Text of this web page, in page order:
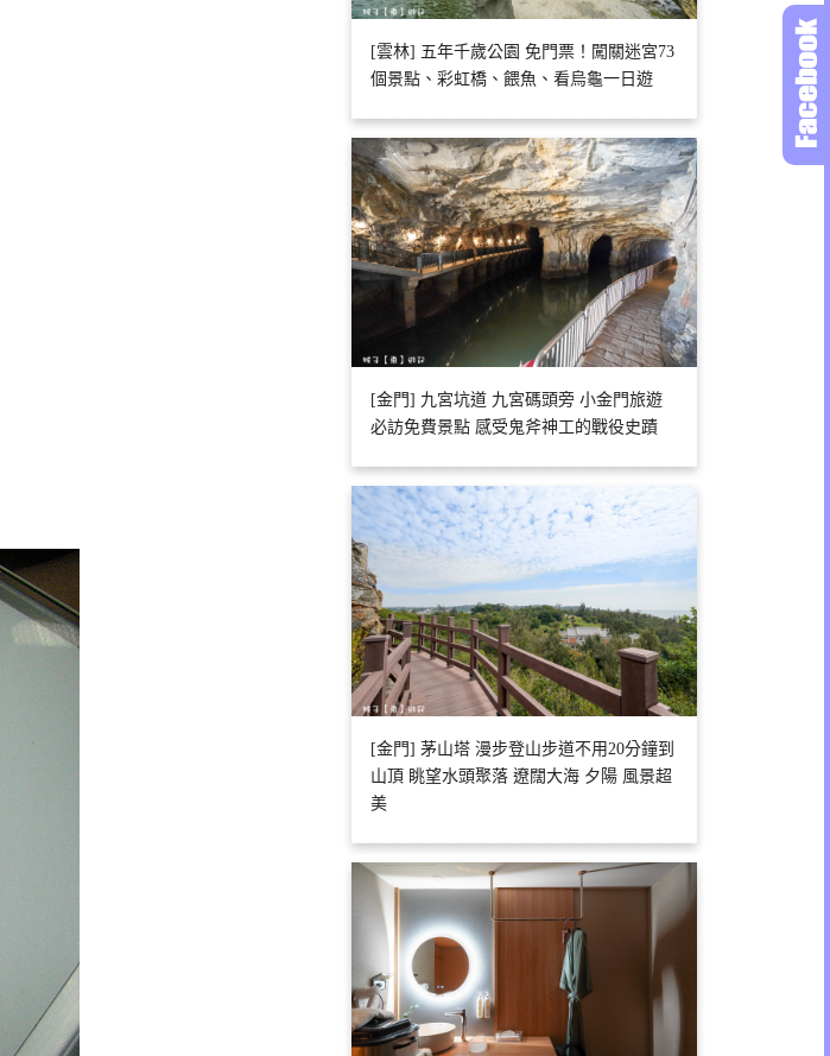
[雲林] 五年千歲公園 免門票！闖關迷宮73
個景點、彩虹橋、餵魚、看烏龜一日遊
[金門] 九宮坑道 九宮碼頭旁 小金門旅遊
必訪免費景點 感受鬼斧神工的戰役史蹟
[金門] 茅山塔 漫步登山步道不用20分鐘到
山頂 眺望水頭聚落 遼闊大海 夕陽 風景超
美